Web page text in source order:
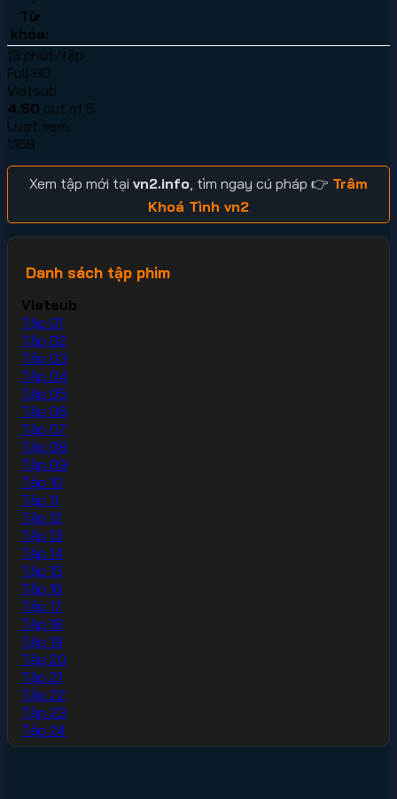
Từ
khóa:
13 phút/tập
Full HD
Vietsub
4.50 out of 5
Lượt xem:
1.168
Xem tập mới tại vn2.info , tìm ngay cú pháp 👉 Trâm
Khoá Tình vn2
Danh sách tập phim
Vietsub
Tập 01
Tập 02
Tập 03
Tập 04
Tập 05
Tập 06
Tập 07
Tập 08
Tập 09
Tập 10
Tập 11
Tập 12
Tập 13
Tập 14
Tập 15
Tập 16
Tập 17
Tập 18
Tập 19
Tập 20
Tập 21
Tập 22
Tập 23
Tập 24